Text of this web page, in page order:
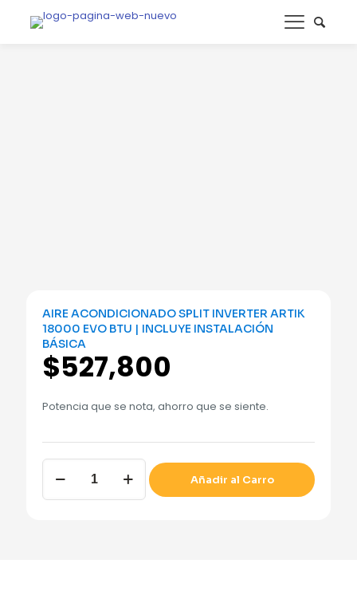
AIRE ACONDICIONADO SPLIT INVERTER ARTIK
18000 EVO BTU | INCLUYE INSTALACIÓN
BÁSICA
$527,800
Potencia que se nota, ahorro que se siente.
Añadir al Carro